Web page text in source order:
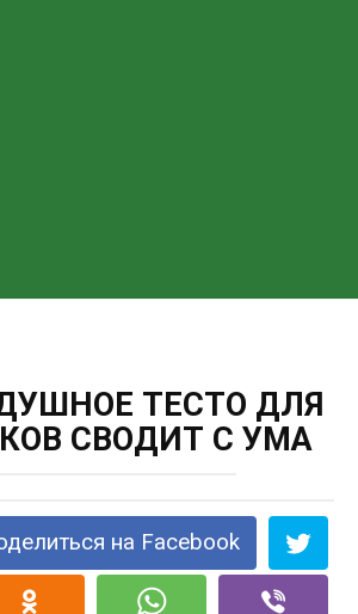
ТЕСТО ДЛЯ
СВОДИТ С УМА
на Facebook